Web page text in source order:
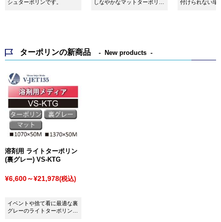
シュターポリンです。
しなやかなマットターポリン
付けられない場
ターポリンの新商品 New products
溶剤用 ライトターポリン
(裏グレー) VS-KTG
¥6,600～¥21,978(税込)
イベントや捨て看に最適な裏
グレーのライトターポリンで